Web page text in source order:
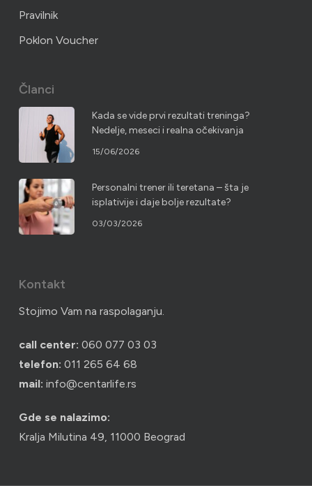
Pravilnik
Poklon Voucher
Članci
Kada se vide prvi rezultati treninga?
Nedelje, meseci i realna očekivanja
15/06/2026
Personalni trener ili teretana – šta je
isplativije i daje bolje rezultate?
03/03/2026
Kontakt
Stojimo Vam na raspolaganju.
call center: 060 077 03 03
telefon: 011 265 64 68
mail: info@centarlife.rs
Gde se nalazimo:
Kralja Milutina 49, 11000 Beograd